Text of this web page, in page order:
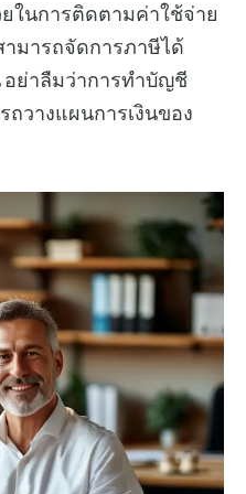
ในการติดตามค่าใช้จ่าย
มารถจัดการภาษีได้
ย่าลืมว่าการทำบัญชี
วางแผนการเงินของ